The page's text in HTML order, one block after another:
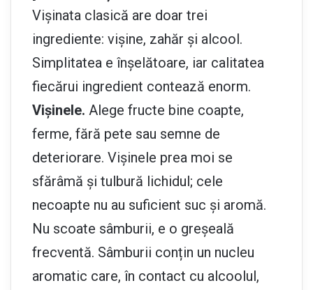
Vișinata clasică are doar trei
ingrediente: vișine, zahăr și alcool.
Simplitatea e înșelătoare, iar calitatea
fiecărui ingredient contează enorm.
Vișinele. Alege fructe bine coapte,
ferme, fără pete sau semne de
deteriorare. Vișinele prea moi se
sfărâmă și tulbură lichidul; cele
necoapte nu au suficient suc și aromă.
Nu scoate sâmburii, e o greșeală
frecventă. Sâmburii conțin un nucleu
aromatic care, în contact cu alcoolul,